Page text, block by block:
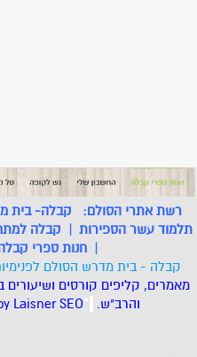
רשת אתרי הסולם: קבלה- בית
תלמוד עשר הספירות | קבלה
| חנות ספרי
קבלה - בית מדרש הסולם
מאמרים, קליפים קורסים
והרב"ש. *
LaisnerSEO